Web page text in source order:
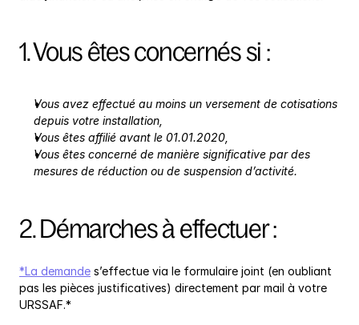
1. Vous êtes concernés si :
Vous avez effectué au moins un versement de cotisations
depuis votre installation,
Vous êtes affilié avant le 01.01.2020,
Vous êtes concerné de manière significative par des
mesures de réduction ou de suspension d’activité.
2. Démarches à effectuer :
*La demande s’effectue via le formulaire joint (en oubliant
pas les pièces justificatives) directement par mail à votre
URSSAF.*